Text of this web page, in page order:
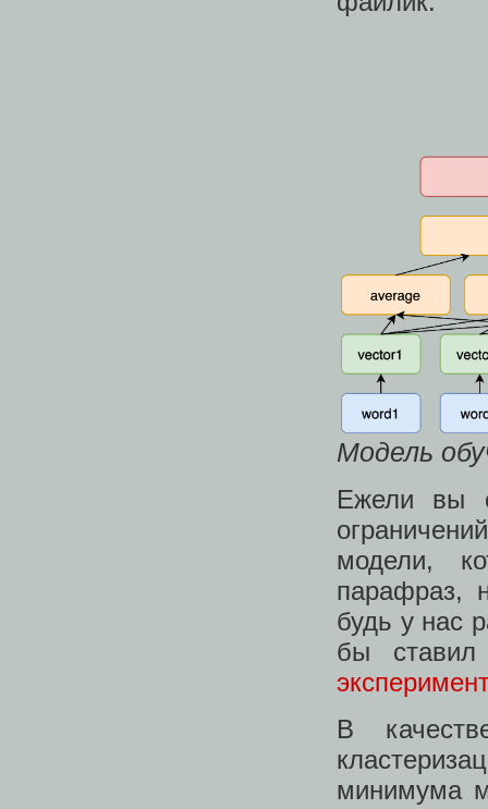
Модель
Ежели вы
модели,
парафраз,
будь у нас
бы
эксперимент
В
минимума